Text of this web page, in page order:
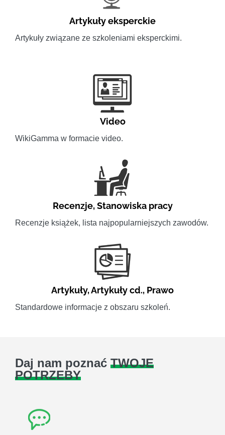
Artykuły eksperckie
Artykuły związane ze szkoleniami eksperckimi.
Video
WikiGamma w formacie video.
Recenzje,Stanowiska pracy
Recenzje książek, lista najpopularniejszych zawodów.
Artykuły,Artykuły cd., Prawo
Standardowe informacje z obszaru szkoleń.
Daj nam poznać TWOJE
POTRZEBY